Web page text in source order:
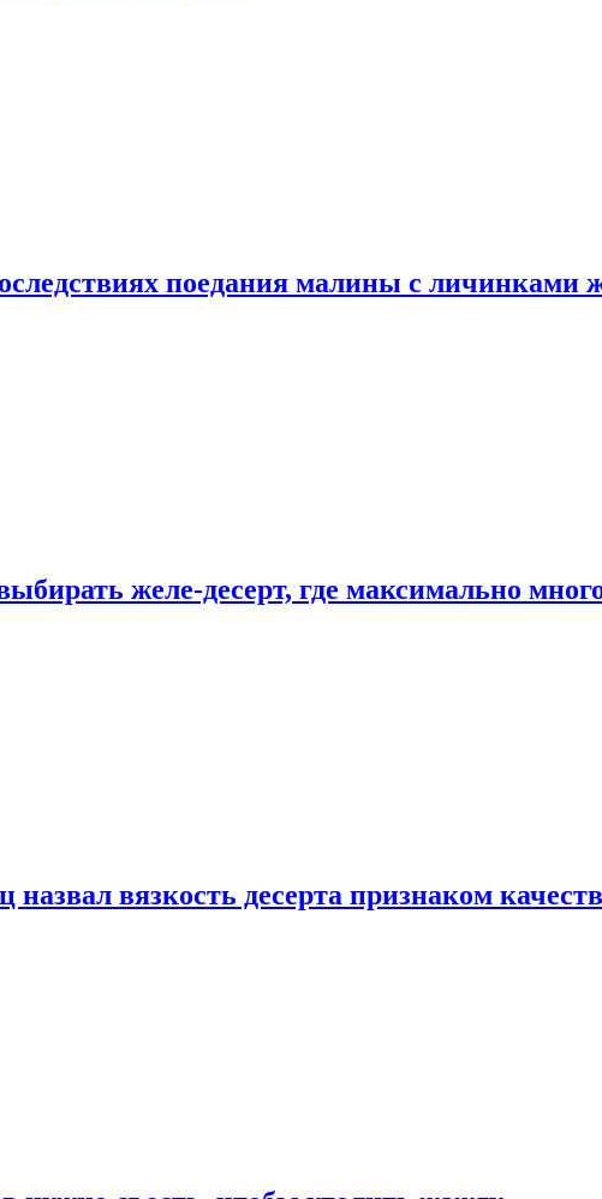
поедания малины с личинками
желе-десерт, где максимально
вязкость десерта признаком